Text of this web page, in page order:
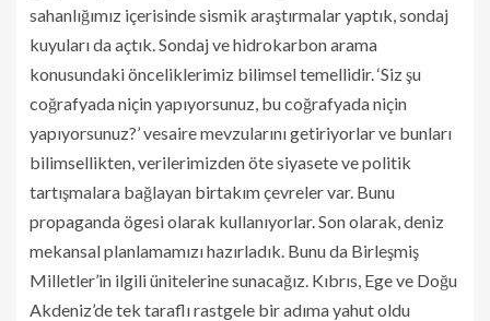
sahanlığımız içerisinde sismik araştırmalar yaptık, sondaj
kuyuları da açtık. Sondaj ve hidrokarbon arama
konusundaki önceliklerimiz bilimsel temellidir. ‘Siz şu
coğrafyada niçin yapıyorsunuz, bu coğrafyada niçin
yapıyorsunuz?’ vesaire mevzularını getiriyorlar ve bunları
bilimsellikten, verilerimizden öte siyasete ve politik
tartışmalara bağlayan birtakım çevreler var. Bunu
propaganda ögesi olarak kullanıyorlar. Son olarak, deniz
mekansal planlamamızı hazırladık. Bunu da Birleşmiş
Milletler’in ilgili ünitelerine sunacağız. Kıbrıs, Ege ve Doğu
Akdeniz’de tek taraflı rastgele bir adıma yahut oldu